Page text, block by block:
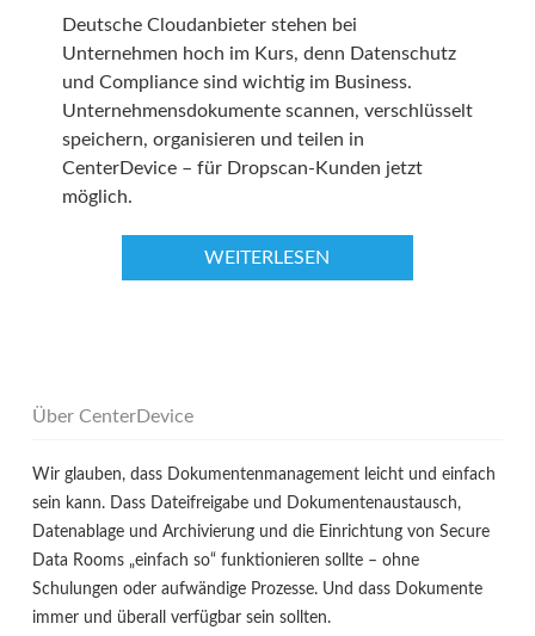
Deutsche Cloudanbieter stehen bei
Unternehmen hoch im Kurs, denn Datenschutz
und Compliance sind wichtig im Business.
Unternehmensdokumente scannen, verschlüsselt
speichern, organisieren und teilen in
CenterDevice – für Dropscan-Kunden jetzt
möglich.
WEITERLESEN
Über CenterDevice
Wir glauben, dass Dokumentenmanagement leicht und einfach
sein kann. Dass Dateifreigabe und Dokumentenaustausch,
Datenablage und Archivierung und die Einrichtung von Secure
Data Rooms „einfach so“ funktionieren sollte – ohne
Schulungen oder aufwändige Prozesse. Und dass Dokumente
immer und überall verfügbar sein sollten.